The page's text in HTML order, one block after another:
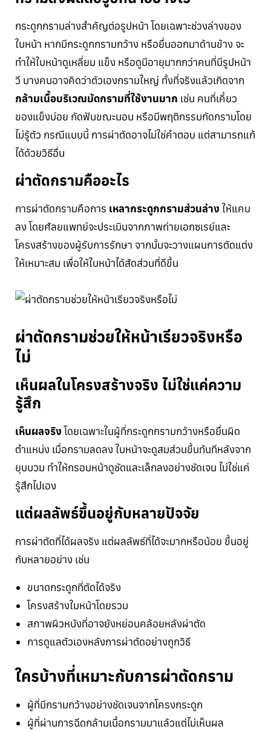
กระดูกกรามล่างสำคัญต่อรูปหน้า โดยเฉพาะช่วงล่างของ
ใบหน้า หากมีกระดูกกรามกว้าง หรือยื่นออกมาด้านข้าง จะ
ทำให้ใบหน้าดูเหลี่ยม แข็ง หรือดูมีอายุมากกว่าคนที่มีรูปหน้า
วี บางคนอาจคิดว่าตัวเองกรามใหญ่ ทั้งที่จริงแล้วเกิดจาก
กล้ามเนื้อบริเวณมัดกรามที่ใช้งานมาก เช่น คนที่เคี้ยว
ของแข็งบ่อย กัดฟันขณะนอน หรือมีพฤติกรรมกัดกรามโดย
ไม่รู้ตัว กรณีแบบนี้ การผ่าตัดอาจไม่ใช่คำตอบ แต่สามารถแก้
ได้ด้วยวิธีอื่น
ผ่าตัดกรามคืออะไร
การผ่าตัดกรามคือการ เหลากระดูกกรามส่วนล่าง ให้แคบ
ลง โดยศัลยแพทย์จะประเมินจากภาพถ่ายเอกซเรย์และ
โครงสร้างของผู้รับการรักษา จากนั้นจะวางแผนการตัดแต่ง
ให้เหมาะสม เพื่อให้ใบหน้าได้สัดส่วนที่ดีขึ้น
ผ่าตัดกรามช่วยให้หน้าเรียวจริงหรือ
ไม่
เห็นผลในโครงสร้างจริง ไม่ใช่แค่ความ
รู้สึก
เห็นผลจริง โดยเฉพาะในผู้ที่กระดูกกรามกว้างหรือยื่นผิด
ตำแหน่ง เมื่อกรามลดลง ใบหน้าจะดูสมส่วนขึ้นทันทีหลังจาก
ยุบบวม ทำให้กรอบหน้าดูชัดและเล็กลงอย่างชัดเจน ไม่ใช่แค่
รู้สึกไปเอง
แต่ผลลัพธ์ขึ้นอยู่กับหลายปัจจัย
การผ่าตัดที่ได้ผลจริง แต่ผลลัพธ์ที่ได้จะมากหรือน้อย ขึ้นอยู่
กับหลายอย่าง เช่น
ขนาดกระดูกที่ตัดได้จริง
โครงสร้างใบหน้าโดยรวม
สภาพผิวหนังที่อาจยังหย่อนคล้อยหลังผ่าตัด
การดูแลตัวเองหลังการผ่าตัดอย่างถูกวิธี
ใครบ้างที่เหมาะกับการผ่าตัดกราม
ผู้ที่มีกรามกว้างอย่างชัดเจนจากโครงกระดูก
ผู้ที่ผ่านการฉีดกล้ามเนื้อกรามมาแล้วแต่ไม่เห็นผล